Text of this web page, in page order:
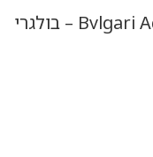
Bvlgari Aqva Pour Homme e.d.t 150 ml – בולגרי